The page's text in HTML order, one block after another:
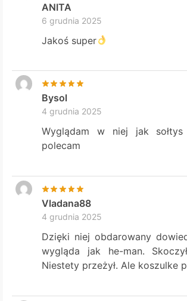
ANITA
6 grudnia 2025
Jakoś super
Bysol
4 grudnia 2025
Wyglądam w niej jak
polecam
Vladana88
4 grudnia 2025
Dzięki niej obdarowany
wygląda jak he-man.
Niestety przeżył. Ale koszulke